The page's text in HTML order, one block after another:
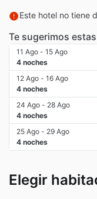
Este hotel no tiene
Te sugerimos
11 Ago - 15 Ago
4 noches
12 Ago - 16 Ago
4 noches
24 Ago - 28 Ago
4 noches
25 Ago - 29 Ago
4 noches
Elegir